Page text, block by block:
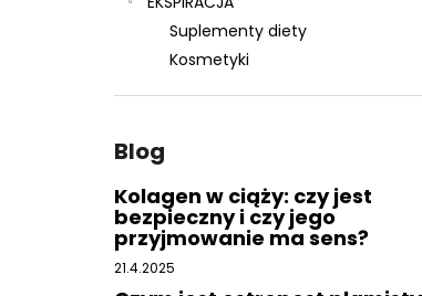
Suplementy diety
Kosmetyki
Blog
Kolagen w ciąży: czy jest
bezpieczny i czy jego
przyjmowanie ma sens?
21.4.2025